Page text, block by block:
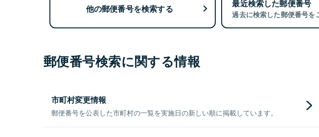
他の郵便番号を検索する 最近検索した郵便番号
過去に検索した郵便番号を
郵便番号検索に関する情報
市町村変更情報
郵便番号を公表した市町村の一覧を実施日の新しい順に掲載しています。